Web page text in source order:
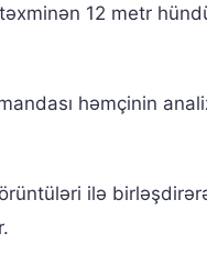
12 metr
həmçinin
ilə